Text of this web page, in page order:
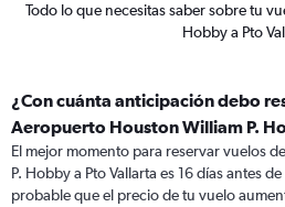
Todo lo que necesitas saber sobre tu
Hobby a Pto
¿Con cuánta anticipación debo
Aeropuerto Houston William P.
El mejor momento para reservar vuelos
P. Hobby a Pto Vallarta es 16 días antes
probable que el precio de tu vuelo